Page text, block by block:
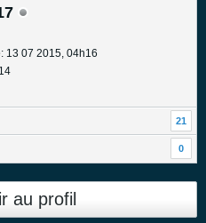
13 07 2015, 04h16
21
0
au profil